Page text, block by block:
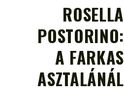
ROSELLA
POSTORINO:
A FARKAS
ASZTALÁNÁL